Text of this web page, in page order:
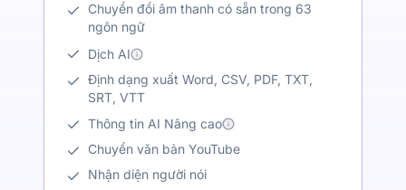
Chuyển đổi âm thanh có sẵn trong 63
ngôn ngữ
Dịch AI
Định dạng xuất Word, CSV, PDF, TXT,
SRT, VTT
Thông tin AI Nâng cao
Chuyển văn bản YouTube
Nhận diện người nói